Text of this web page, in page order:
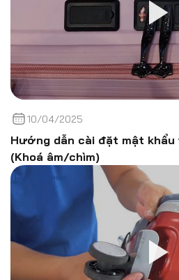
10/04/2025
Hướng dẫn cài đặt mật khẩu
(Khoá âm/chìm)